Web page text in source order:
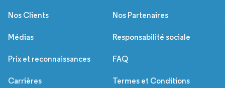
Nos Clients Nos Partenaires
Médias Responsabilité sociale
Prix et reconnaissances FAQ
Carrières Termes et Conditions